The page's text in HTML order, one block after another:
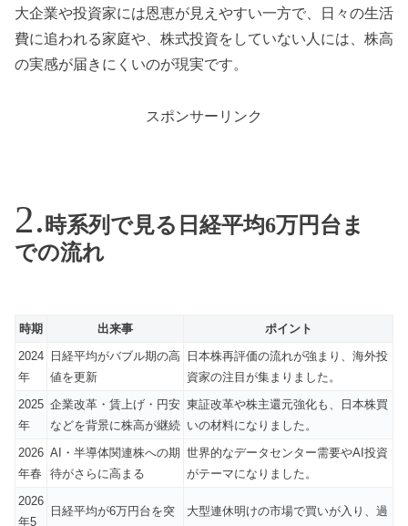
大企業や投資家には恩恵が見えやすい一方で、日々の生活
費に追われる家庭や、株式投資をしていない人には、株高
の実感が届きにくいのが現実です。
スポンサーリンク
時系列で見る日経平均6万円台ま
での流れ
時期 出来事
ポイント
2024
年
日経平均がバブル期の高
値を更新
日本株再評価の流れが強まり、海外投
資家の注目が集まりました。
2025
年
企業改革・賃上げ・円安
などを背景に株高が継続
東証改革や株主還元強化も、日本株買
いの材料になりました。
2026
年春
AI・半導体関連株への期
待がさらに高まる
世界的なデータセンター需要やAI投資
がテーマになりました。
2026
年5
日経平均が6万円台を突
大型連休明けの市場で買いが入り、過